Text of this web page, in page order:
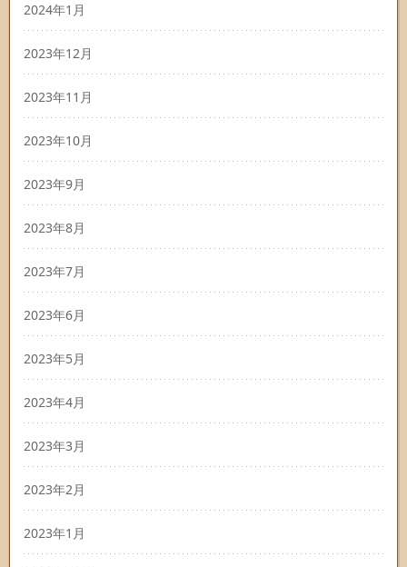
2024年1月
2023年12月
2023年11月
2023年10月
2023年9月
2023年8月
2023年7月
2023年6月
2023年5月
2023年4月
2023年3月
2023年2月
2023年1月